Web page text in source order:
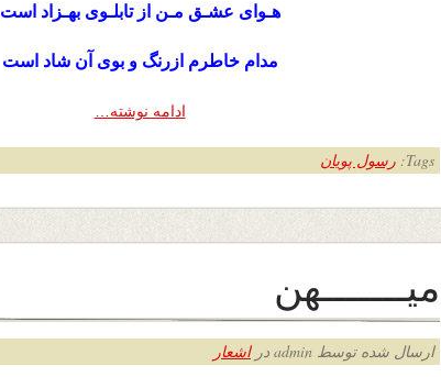
هـوای عشـق مـن از تابلـوی بهـزاد است
مدام خاطرم ازرنگ و بوی آن شاد است
ادامه نوشته…
Tags: رسول پویان
میـــــــهن
ارسال شده توسط admin در اشعار